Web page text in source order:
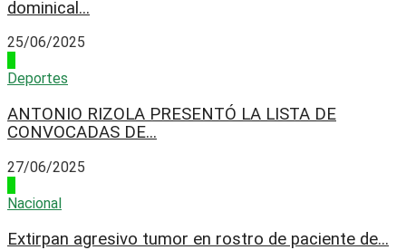
dominical...
25/06/2025
Deportes
ANTONIO RIZOLA PRESENTÓ LA LISTA DE
CONVOCADAS DE...
27/06/2025
Nacional
Extirpan agresivo tumor en rostro de paciente de...